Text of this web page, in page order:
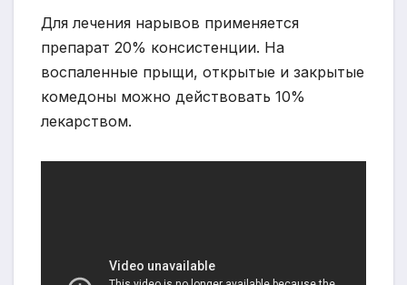
Для лечения нарывов применяется
препарат 20% консистенции. На
воспаленные прыщи, открытые и закрытые
комедоны можно действовать 10%
лекарством.